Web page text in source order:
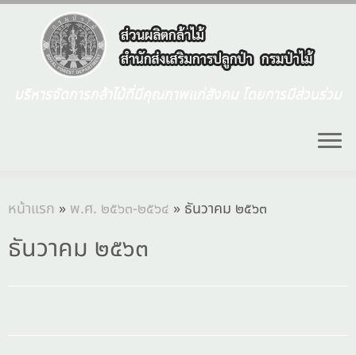
หน้าแรก » พ.ศ. ๒๕๖๓-๒๕๖๔ » ธันวาคม ๒๕๖๓
ธันวาคม ๒๕๖๓